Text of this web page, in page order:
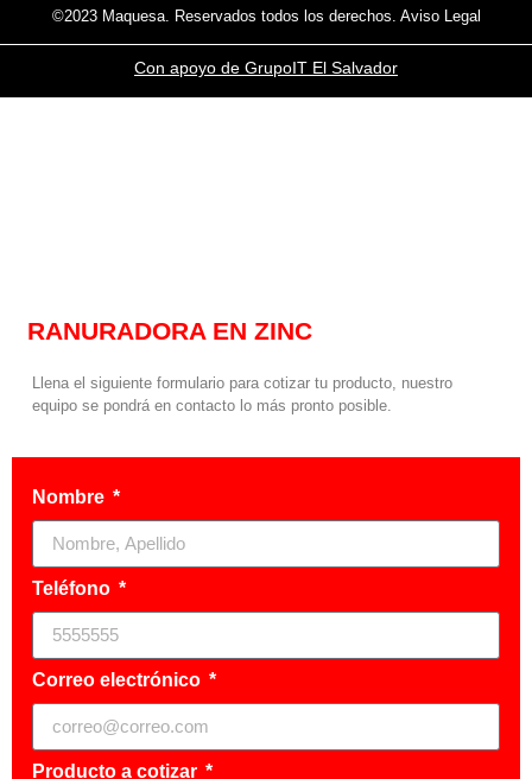
©2023 Maquesa. Reservados todos los derechos. Aviso Legal
Con apoyo de GrupoIT El Salvador
RANURADORA EN ZINC
Llena el siguiente formulario para cotizar tu producto, nuestro
equipo se pondrá en contacto lo más pronto posible.
Nombre
Teléfono
Correo electrónico
Producto a cotizar